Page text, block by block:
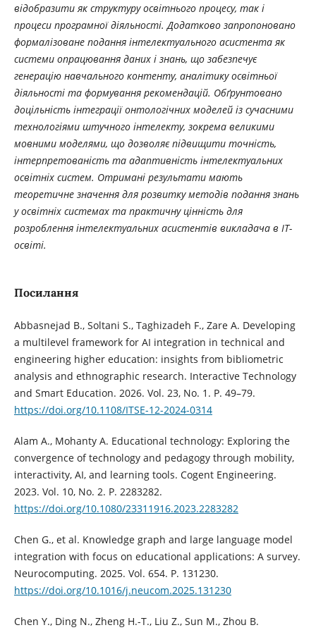
відобразити як структуру освітнього процесу, так і
процеси програмної діяльності. Додатково запропоновано
формалізоване подання інтелектуального асистента як
системи опрацювання даних і знань, що забезпечує
генерацію навчального контенту, аналітику освітньої
діяльності та формування рекомендацій. Обґрунтовано
доцільність інтеграції онтологічних моделей із сучасними
технологіями штучного інтелекту, зокрема великими
мовними моделями, що дозволяє підвищити точність,
інтерпретованість та адаптивність інтелектуальних
освітніх систем. Отримані результати мають
теоретичне значення для розвитку методів подання знань
у освітніх системах та практичну цінність для
розроблення інтелектуальних асистентів викладача в ІТ-
освіті.
Посилання
Abbasnejad B., Soltani S., Taghizadeh F., Zare A. Developing
a multilevel framework for AI integration in technical and
engineering higher education: insights from bibliometric
analysis and ethnographic research. Interactive Technology
and Smart Education. 2026. Vol. 23, No. 1. P. 49–79.
https://doi.org/10.1108/ITSE-12-2024-0314
Alam A., Mohanty A. Educational technology: Exploring the
convergence of technology and pedagogy through mobility,
interactivity, AI, and learning tools. Cogent Engineering.
2023. Vol. 10, No. 2. P. 2283282.
https://doi.org/10.1080/23311916.2023.2283282
Chen G., et al. Knowledge graph and large language model
integration with focus on educational applications: A survey.
Neurocomputing. 2025. Vol. 654. P. 131230.
https://doi.org/10.1016/j.neucom.2025.131230
Chen Y., Ding N., Zheng H.-T., Liu Z., Sun M., Zhou B.